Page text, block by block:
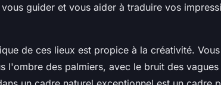
guider et vous aider à traduire vos
de ces lieux est propice à la créativité.
l'ombre des palmiers, avec le bruit des